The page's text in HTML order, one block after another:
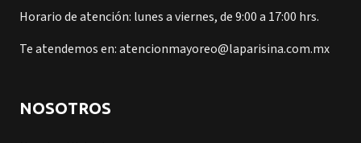
Horario de atención: lunes a viernes, de 9:00 a 17:00 hrs.
Te atendemos en: atencionmayoreo@laparisina.com.mx
NOSOTROS